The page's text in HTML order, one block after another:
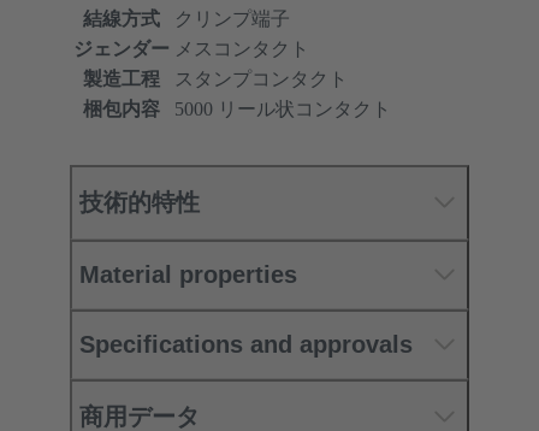
結線方式
クリンプ端子
ジェンダー メスコンタクト
製造工程
スタンプコンタクト
梱包内容
5000 リール状コンタクト
技術的特性
Material properties
Specifications and approvals
商用データ